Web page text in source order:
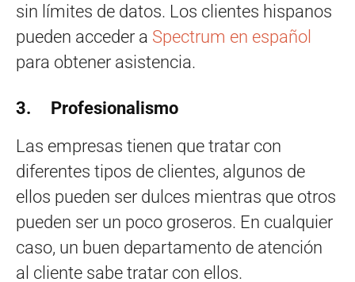
sin límites de datos. Los clientes hispanos
pueden acceder a Spectrum en español
para obtener asistencia.
3. Profesionalismo
Las empresas tienen que tratar con
diferentes tipos de clientes, algunos de
ellos pueden ser dulces mientras que otros
pueden ser un poco groseros. En cualquier
caso, un buen departamento de atención
al cliente sabe tratar con ellos.